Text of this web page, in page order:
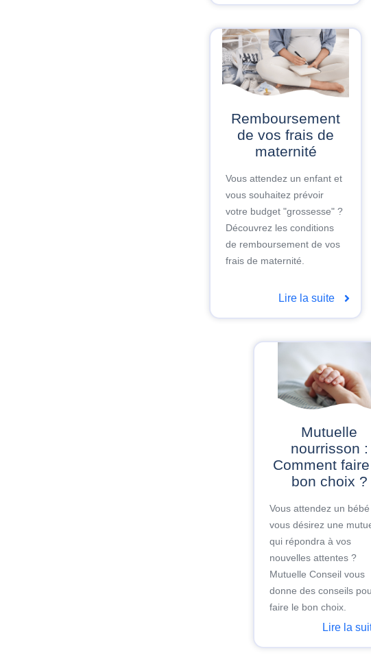
Remboursement
de vos frais de
maternité
Vous attendez un enfant et
vous souhaitez prévoir
votre budget "grossesse" ?
Découvrez les conditions
de remboursement de vos
frais de maternité.
Lire la suite
Mutuelle
nourrisson :
Comment
bon choix ?
Vous attendez un
vous désirez une
qui répondra à vos
nouvelles attentes ?
Mutuelle Conseil vous
donne des conseils
faire le bon choix.
Lire la